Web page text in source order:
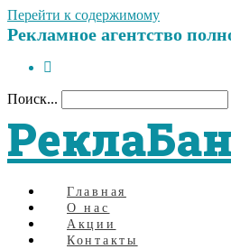
Перейти к содержимому
Рекламное агентство
Поиск...
Главная
О нас
Акции
Контакты